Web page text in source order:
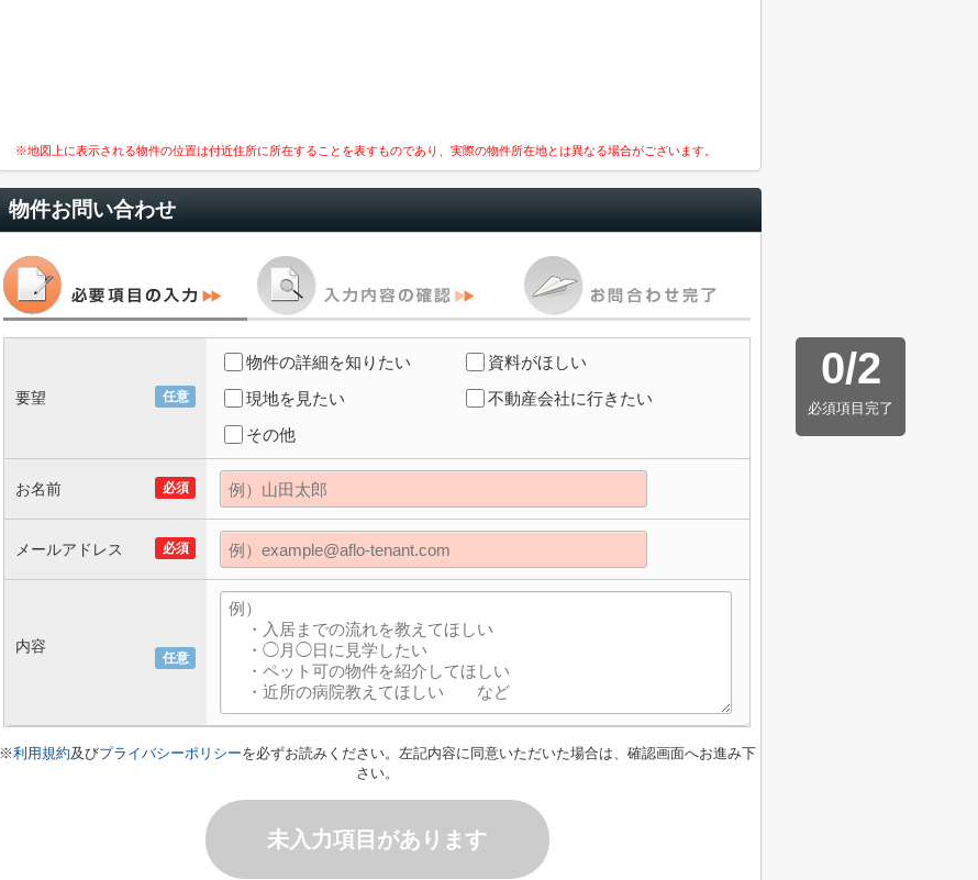
※地図上に表示される物件の位置は付近住所に所在することを表すものであり、実際の物件所在地とは異なる場合がございます。
物件お問い合わせ
0/2
必須項目完了
任意
要望
物件の詳細を知りたい
資料がほしい
現地を見たい
不動産会社に行きたい
その他
必須
お名前
必須
メールアドレス
任意
内容
※利用規約及びプライバシーポリシーを必ずお読みください。左記内容に同意いただいた場合は、確認画面へお進み下
さい。
未入力項目があります